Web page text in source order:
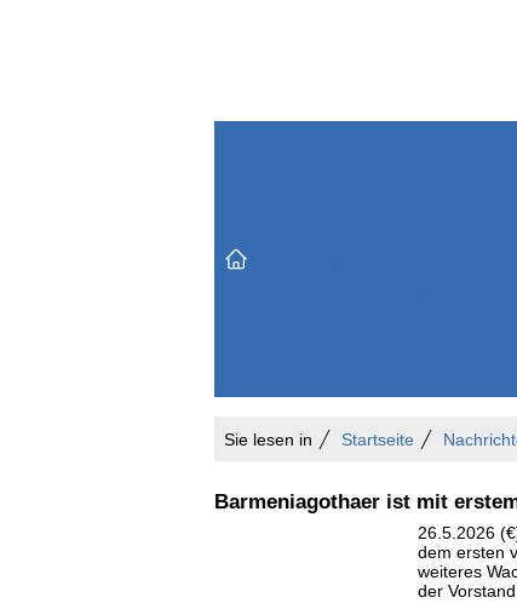
Sie lesen in Startseite
Barmeniagothaer ist mit
26.5.2026
dem ersten
weiteres
der